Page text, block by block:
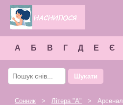
А Б В Г Д Е Є
Шукати
Сонник > Літера "А" > Арсенал